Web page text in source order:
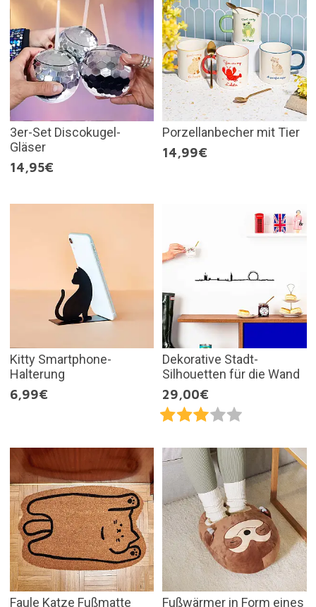
3er-Set Discokugel-
Gläser
14,95€
Porzellanbecher mit Tier
14,99€
Kitty Smartphone-
Halterung
6,99€
Dekorative Stadt-
Silhouetten für die Wand
29,00€
Faule Katze Fußmatte
Fußwärmer in Form eines